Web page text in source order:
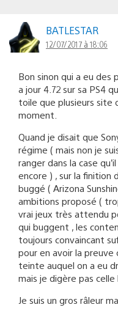
BATLESTAR
12/07/2017 à 18:06
Bon sinon qui a eu des
a jour 4.72 sur sa PS4
toile que plusieurs site
moment.
Quand je disait que
régime ( mais non je
ranger dans la case
encore ) , sur la finition
buggé ( Arizona
ambitions proposé (
vrai jeux très attendu
qui buggent , les
toujours convaincant
pour en avoir la preuve
teinte auquel on a eu
mais je digère pas celle
Je suis un gros râleur